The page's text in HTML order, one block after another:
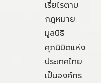
เรี่ยไรตาม
กฎหมาย
มูลนิธิ
ศุภนิมิตแห่ง
ประเทศไทย
เป็นองค์กร